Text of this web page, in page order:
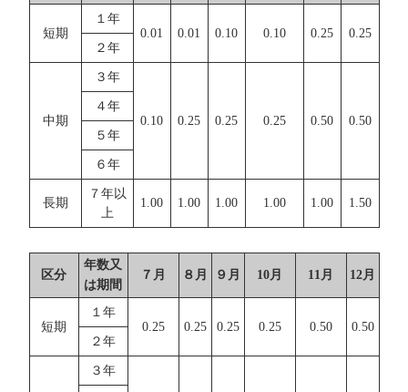
短期
１年
0.01
0.01 0.10 0.10 0.25
0.25
２年
中期
３年
0.10 0.25 0.25 0.25 0.50 0.50
４年
５年
６年
長期
７年以
上
1.00 1.00 1.00 1.00 1.00 1.50
区分
年数又
は期間
７月 ８月 ９月 10月 11月 12月
短期
１年
0.25
0.25 0.25 0.25 0.50
0.50
２年
３年